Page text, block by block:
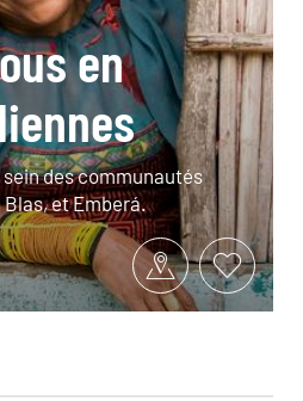
en
des communautés
Blas, et Emberá.